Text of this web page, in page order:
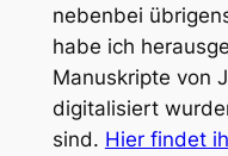
nebenbei
habe ich
Manuskripte von
digitalisiert
sind. Hier findet